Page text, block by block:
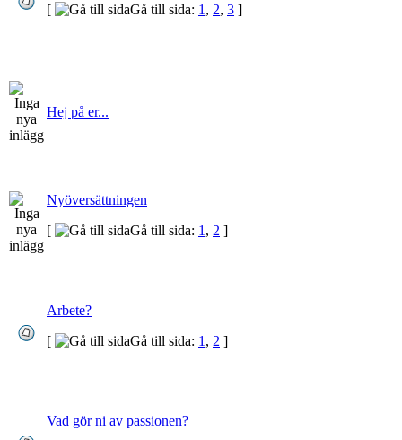
[
Gå till sida: 1 , 2, 3 ]
Hej på er...
Nyöversättningen
[
Gå till sida: 1 , 2 ]
Arbete?
[
Gå till sida: 1 , 2 ]
Vad gör ni av passionen?